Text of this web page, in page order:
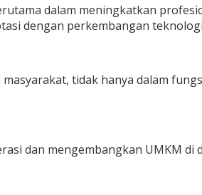
dalam meningkatkan
dengan perkembangan
tidak hanya dalam
dan mengembangkan UMKM di